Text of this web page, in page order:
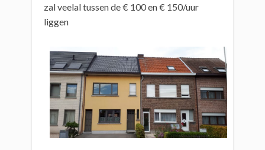
zal veelal tussen de € 100 en € 150/uur
liggen